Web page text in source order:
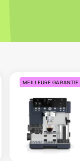
MEILLEURE GARANTIE